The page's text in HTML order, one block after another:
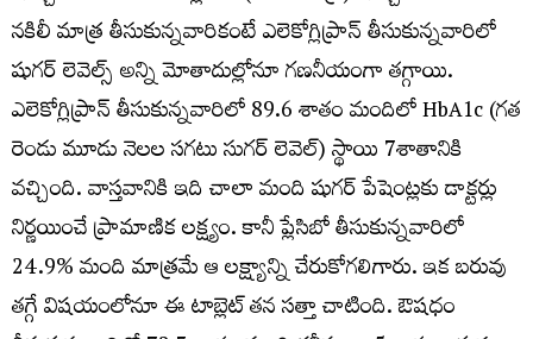
నకిలీ మాత్ర తీసుకున్నవారికంటే ఎలెకోగ్లిప్రాన్‌ తీసుకున్నవారిలో
షుగర్‌ లెవెల్స్‌ అన్ని మోతాదుల్లోనూ గణనీయంగా తగ్గాయి.
ఎలెకోగ్లిప్రాన్‌ తీసుకున్నవారిలో 89.6 శాతం మందిలో HbA1c (గత
రెండు మూడు నెలల సగటు సుగర్‌ లెవెల్‌) స్థాయి 7శాతానికి
వచ్చింది. వాస్తవానికి ఇది చాలా మంది షుగర్‌ పేషెంట్లకు డాక్టర్లు
నిర్ణయించే ప్రామాణిక లక్ష్యం. కానీ ప్లేసిబో తీసుకున్నవారిలో
24.9% మంది మాత్రమే ఆ లక్ష్యాన్ని చేరుకోగలిగారు. ఇక బరువు
తగ్గే విషయంలోనూ ఈ టాబ్లెట్‌ తన సత్తా చాటింది. ఔషధం